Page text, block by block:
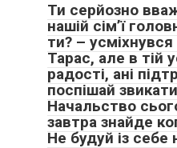
Ти серйозно
нашій сім’ї
ти? – усміхнувся
Тарас, але в тій
радості, ані
поспішай
Начальство
завтра знайде
Не будуй із себе